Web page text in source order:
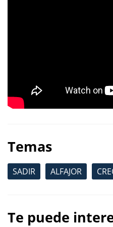
Temas
SADIR ALFAJOR
Te puede